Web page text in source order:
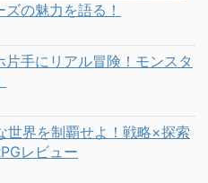
の魅力を語る！
片手にリアル冒険！モンスタ
世界を制覇せよ！戦略×探索
レビュー